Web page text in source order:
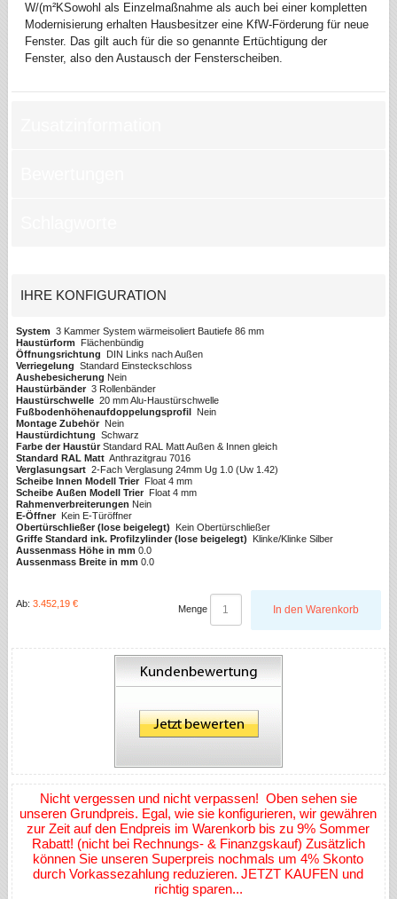
W/(m²KSowohl als Einzelmaßnahme als auch bei einer kompletten
Modernisierung erhalten Hausbesitzer eine KfW-Förderung für neue
Fenster. Das gilt auch für die so genannte Ertüchtigung der
Fenster, also den Austausch der Fensterscheiben.
IHRE KONFIGURATION
System 3 Kammer System wärmeisoliert Bautiefe 86 mm
Haustürform
Flächenbündig
Öffnungsrichtung
DIN Links nach Außen
Verriegelung Standard Einsteckschloss
Aushebesicherung Nein
Haustürbänder 3 Rollenbänder
Haustürschwelle 20 mm Alu-Haustürschwelle
Fußbodenhöhenaufdoppelungsprofil Nein
Montage Zubehör Nein
Haustürdichtung Schwarz
Farbe der Haustür Standard RAL Matt Außen & Innen gleich
Standard RAL Matt Anthrazitgrau 7016
Verglasungsart 2-Fach Verglasung 24mm Ug 1.0 (Uw 1.42)
Scheibe Innen Modell Trier Float 4 mm
Scheibe Außen Modell Trier Float 4 mm
Rahmenverbreiterungen Nein
E-Öffner Kein E-Türöffner
Obertürschließer (lose beigelegt)
Kein Obertürschließer
Griffe Standard ink. Profilzylinder (lose beigelegt)
Klinke/Klinke Silber
Aussenmass Höhe in mm 0.0
Aussenmass Breite in mm 0.0
Ab:3.452,19 € Menge In den Warenkorb
Nicht vergessen und nicht verpassen! Oben sehen sie
unseren Grundpreis. Egal, wie sie konfigurieren, wir gewähren
zur Zeit auf den Endpreis im Warenkorb bis zu 9% Sommer
Rabatt! (nicht bei Rechnungs- & Finanzgskauf) Zusätzlich
können Sie unseren Superpreis nochmals um 4% Skonto
durch Vorkassezahlung reduzieren. JETZT KAUFEN und
richtig sparen...